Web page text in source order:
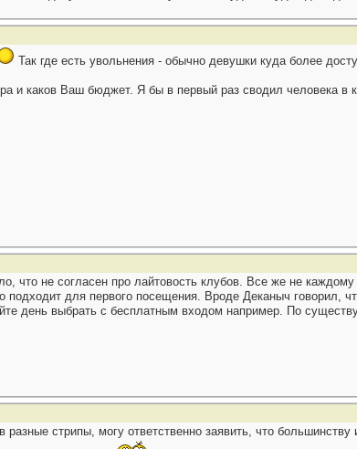
Так где есть увольнения - обычно девушки куда более
и каков Ваш бюджет. Я бы в первый раз сводил человека
что не согласен про лайтовость клубов. Все же не
подходит для первого посещения. Вроде Деканыч
день выбрать с бесплатным входом например. По
стрипы, могу ответственно заявить, что